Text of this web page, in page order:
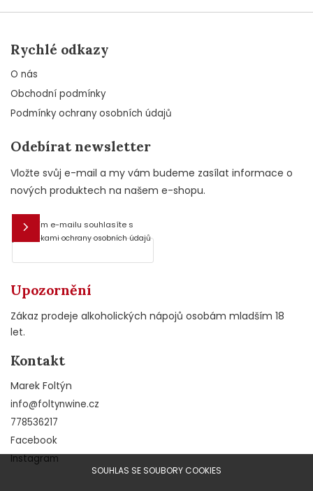
SOUHLAS SE SOUBORY COOKIES
Rychlé odkazy
O nás
Obchodní podmínky
Podmínky ochrany osobních údajů
Odebírat newsletter
Vložte svůj e-mail a my vám budeme zasílat informace o
nových produktech na našem e-shopu.
E-mail
Vložením e-mailu souhlasíte s
podmínkami ochrany osobních údajů
Upozornění
Zákaz prodeje alkoholických nápojů osobám mladším 18
let.
Kontakt
Marek Foltýn
info@foltynwine.cz
778536217
Facebook
Instagram